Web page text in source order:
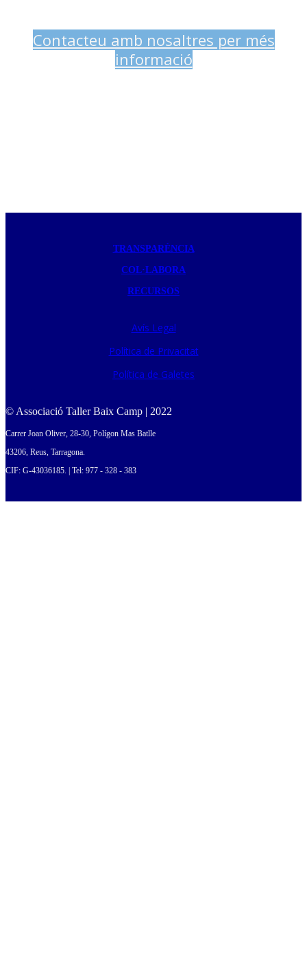
Contacteu amb nosaltres per més
informació
TRANSPARÈNCIA
COL·LABORA
RECURSOS
Avís Legal
Política de Privacitat
Política de Galetes
© Associació Taller Baix Camp | 2022
Carrer Joan Oliver, 28-30, Polígon Mas Batlle
43206, Reus, Tarragona.
CIF: G-43036185. | Tel: 977 - 328 - 383